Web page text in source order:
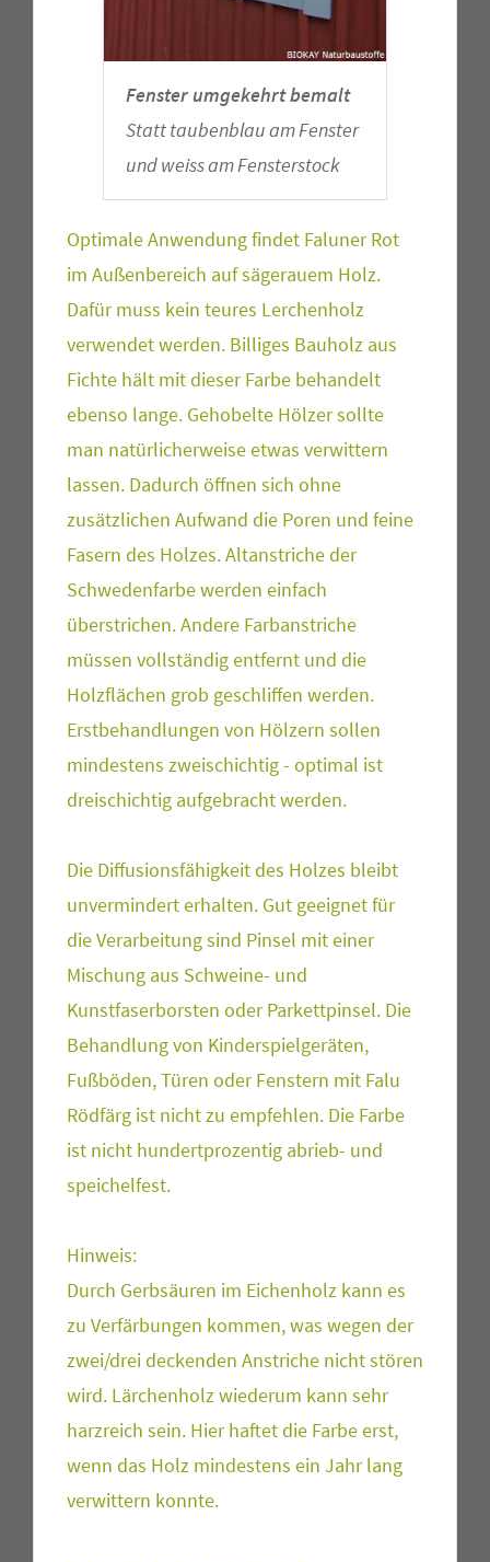
Fenster umgekehrt bemalt
Statt taubenblau am Fenster
und weiss am Fensterstock
Optimale Anwendung findet Faluner Rot
im Außenbereich auf sägerauem Holz.
Dafür muss kein teures Lerchenholz
verwendet werden. Billiges Bauholz aus
Fichte hält mit dieser Farbe behandelt
ebenso lange. Gehobelte Hölzer sollte
man natürlicherweise etwas verwittern
lassen. Dadurch öffnen sich ohne
zusätzlichen Aufwand die Poren und feine
Fasern des Holzes. Altanstriche der
Schwedenfarbe werden einfach
überstrichen. Andere Farbanstriche
müssen vollständig entfernt und die
Holzflächen grob geschliffen werden.
Erstbehandlungen von Hölzern sollen
mindestens zweischichtig - optimal ist
dreischichtig aufgebracht werden.
Die Diffusionsfähigkeit des Holzes bleibt
unvermindert erhalten. Gut geeignet für
die Verarbeitung sind Pinsel mit einer
Mischung aus Schweine- und
Kunstfaserborsten oder Parkettpinsel. Die
Behandlung von Kinderspielgeräten,
Fußböden, Türen oder Fenstern mit Falu
Rödfärg ist nicht zu empfehlen. Die Farbe
ist nicht hundertprozentig abrieb- und
speichelfest.
Hinweis:
Durch Gerbsäuren im Eichenholz kann es
zu Verfärbungen kommen, was wegen der
zwei/drei deckenden Anstriche nicht stören
wird. Lärchenholz wiederum kann sehr
harzreich sein. Hier haftet die Farbe erst,
wenn das Holz mindestens ein Jahr lang
verwittern konnte.